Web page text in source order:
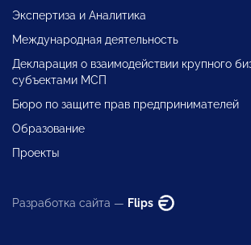
Экспертиза и Аналитика
Международная деятельность
Декларация о взаимодействии крупного
субъектами МСП
Бюро по защите прав предпринимателей
Образование
Проекты
Разработка сайта — Flips